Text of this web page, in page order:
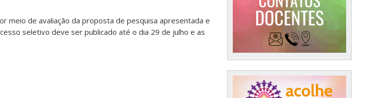
meio de avaliação da proposta de pesquisa apresentada e
seletivo deve ser publicado até o dia 29 de julho e as